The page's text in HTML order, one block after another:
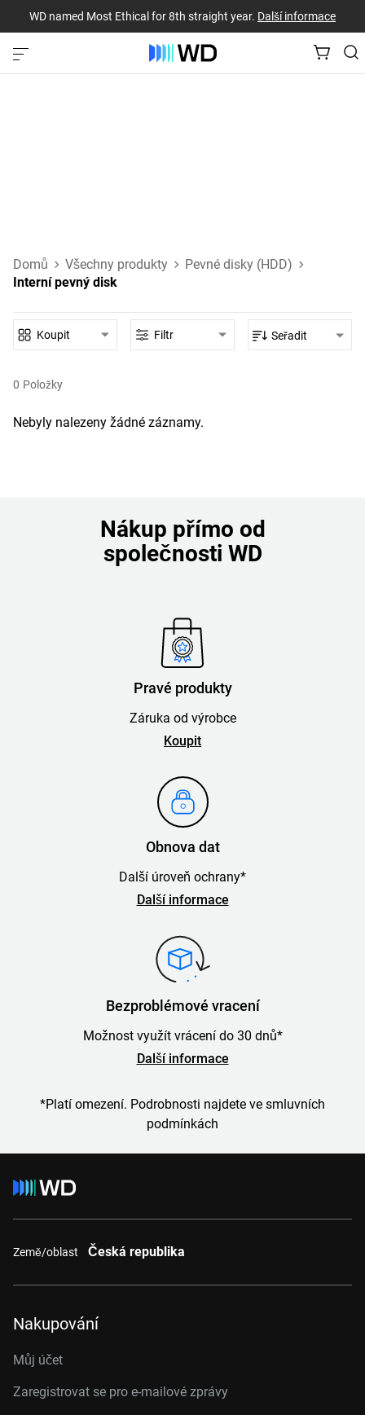
WD named Most Ethical for 8th straight year. Další informace
Domů Všechny produkty
Pevné disky (HDD)
Interní pevný disk
0 Položky
Koupit Filtr Seřadit
Nebyly nalezeny žádné záznamy.
Nákup přímo od
společnosti WD
Pravé produkty
Záruka od výrobce
Koupit
Obnova dat
Další úroveň ochrany*
Další informace
Bezproblémové vracení
Možnost využít vrácení do 30 dnů*
Další informace
*Platí omezení. Podrobnosti najdete ve smluvních
podmínkách
Země/oblast Česká republika
Nakupování
Můj účet
Zaregistrovat se pro e-mailové zprávy